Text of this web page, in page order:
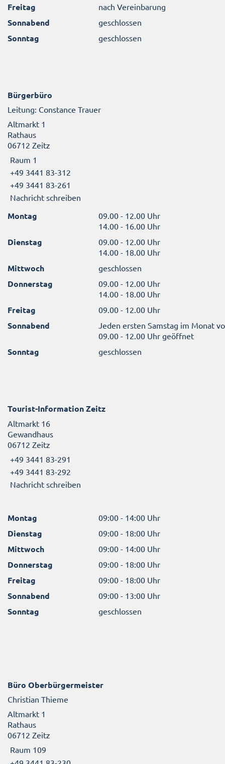
Freitag nach Vereinbarung
Sonnabend geschlossen
Sonntag geschlossen
Bürgerbüro
Leitung: Constance Trauer
Altmarkt 1
Rathaus
06712 Zeitz
Raum 1
+49 3441 83-312
+49 3441 83-261
Nachricht schreiben
Montag
09.00 - 12.00 Uhr
14.00 - 16.00 Uhr
Dienstag
09.00 - 12.00 Uhr
14.00 - 18.00 Uhr
Mittwoch geschlossen
Donnerstag
09.00 - 12.00 Uhr
14.00 - 18.00 Uhr
Freitag 09.00 - 12.00 Uhr
Sonnabend
Jeden ersten Samstag im Monat
09.00 - 12.00 Uhr geöffnet
Sonntag geschlossen
Tourist-Information Zeitz
Altmarkt 16
Gewandhaus
06712 Zeitz
+49 3441 83-291
+49 3441 83-292
Nachricht schreiben
Montag 09:00 - 14:00 Uhr
Dienstag 09:00 - 18:00 Uhr
Mittwoch 09:00 - 14:00 Uhr
Donnerstag 09:00 - 18:00 Uhr
Freitag 09:00 - 18:00 Uhr
Sonnabend 09:00 - 13:00 Uhr
Sonntag geschlossen
Büro Oberbürgermeister
Christian Thieme
Altmarkt 1
Rathaus
06712 Zeitz
Raum 109